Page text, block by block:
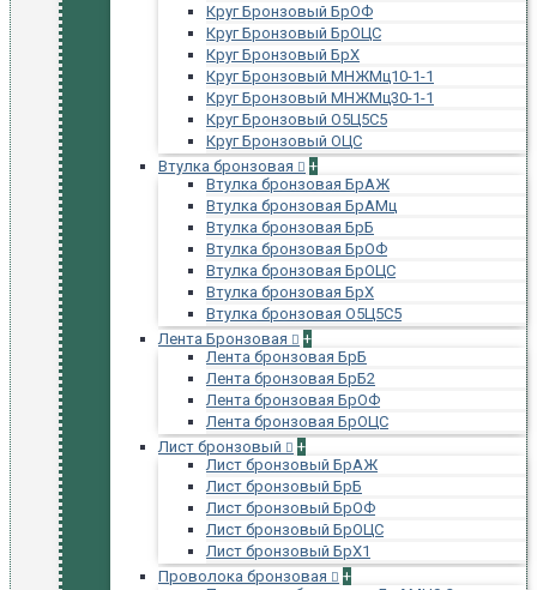
Круг Бронзовый БрОФ
Круг Бронзовый БрОЦС
Круг Бронзовый БрХ
Круг Бронзовый МНЖМц10-1-1
Круг Бронзовый МНЖМц30-1-1
Круг Бронзовый О5Ц5С5
Круг Бронзовый ОЦС
Втулка бронзовая
+
Втулка бронзовая БрАЖ
Втулка бронзовая БрАМц
Втулка бронзовая БрБ
Втулка бронзовая БрОФ
Втулка бронзовая БрОЦС
Втулка бронзовая БрХ
Втулка бронзовая О5Ц5С5
Лента Бронзовая
+
Лента бронзовая БрБ
Лента бронзовая БрБ2
Лента бронзовая БрОФ
Лента бронзовая БрОЦС
Лист бронзовый
+
Лист бронзовый БрАЖ
Лист бронзовый БрБ
Лист бронзовый БрОФ
Лист бронзовый БрОЦС
Лист бронзовый БрХ1
Проволока бронзовая
+